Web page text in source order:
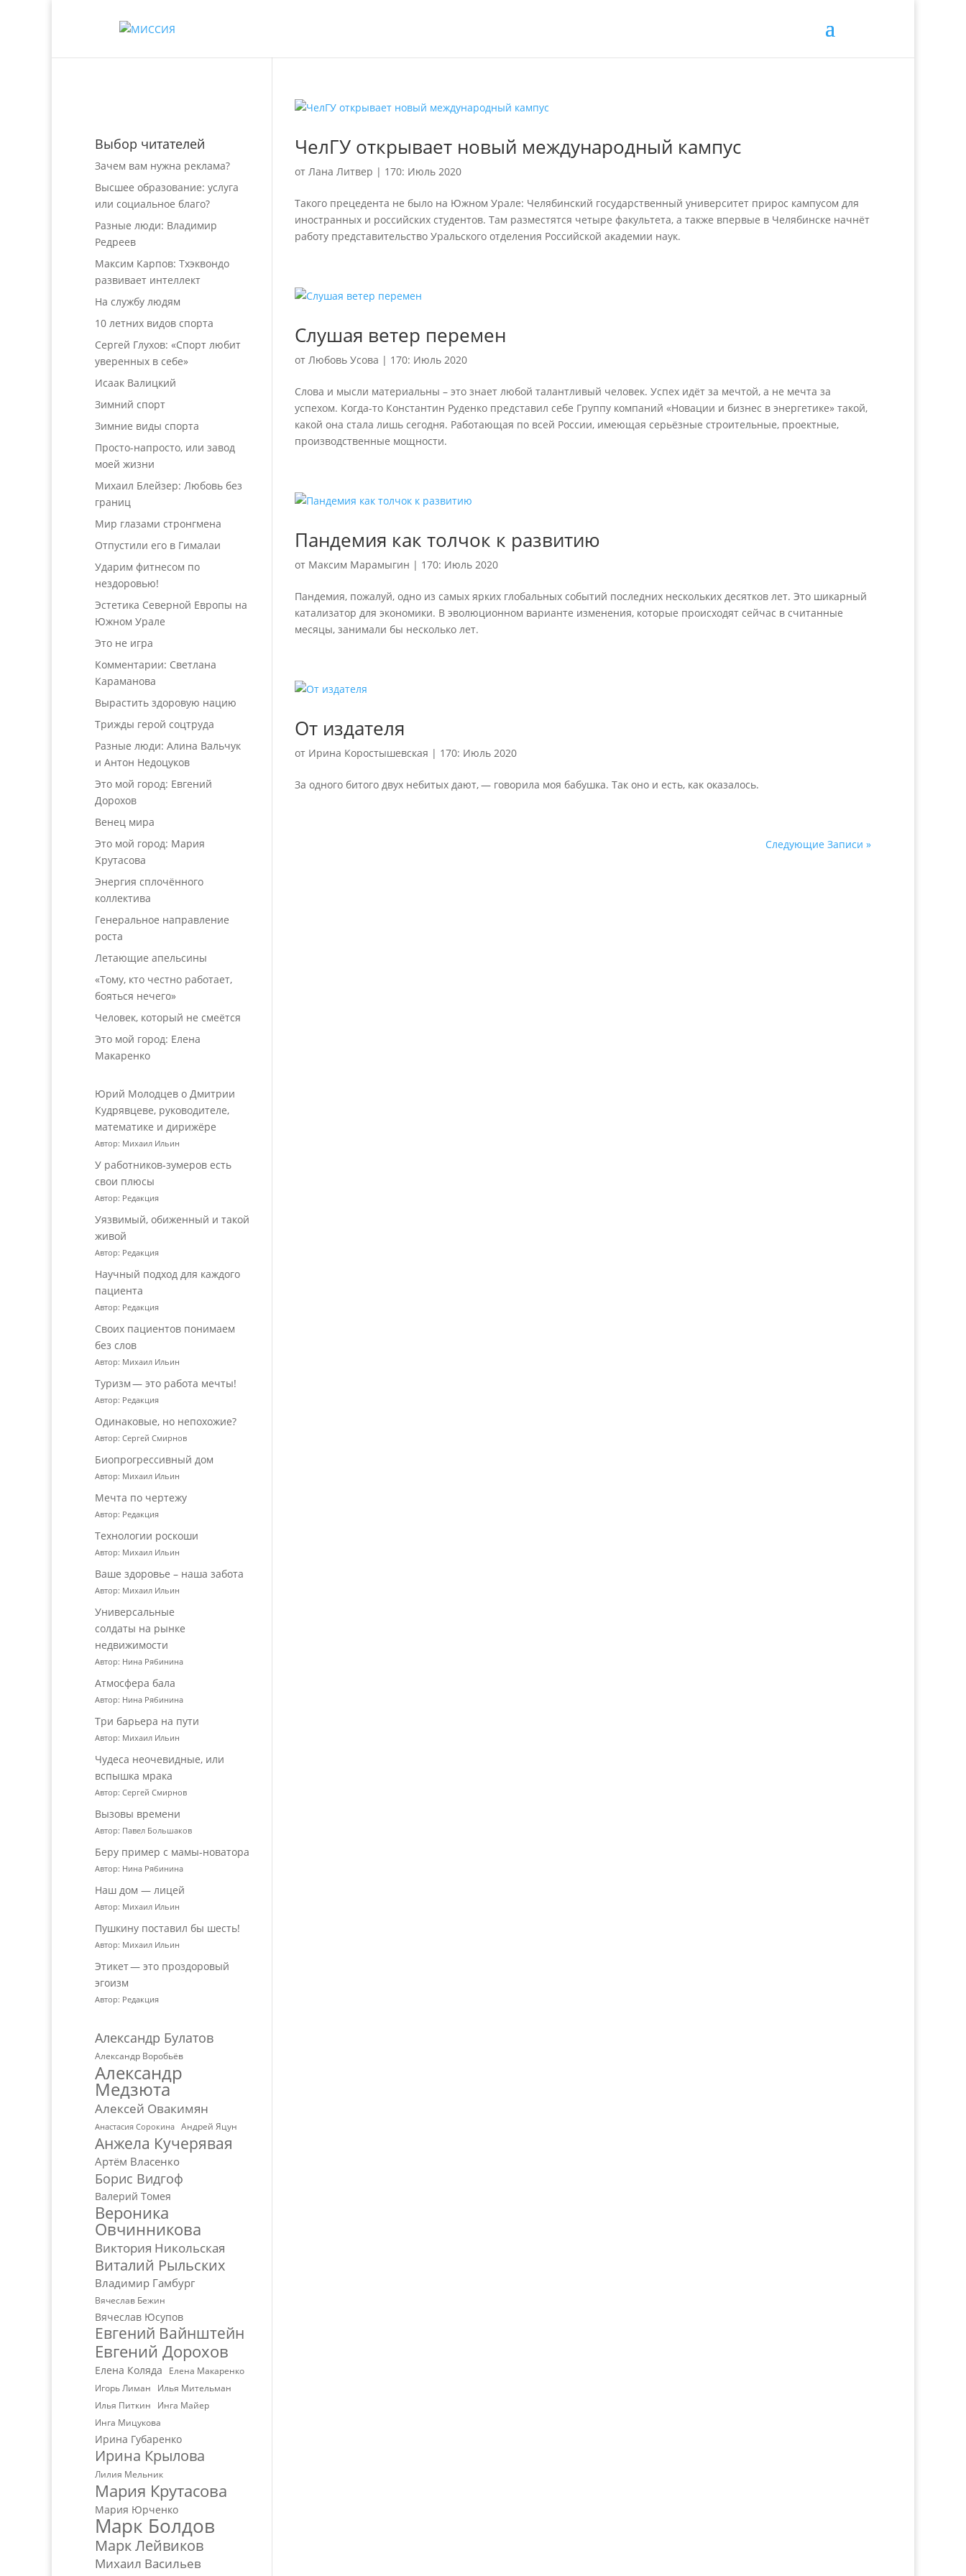
ЧелГУ открывает новый международный кампус
отЛана Литвер | 170: Июль 2020
Такого прецедента не было на Южном Урале: Челябинский государственный университет прирос кампусом для
иностранных и российских студентов. Там разместятся четыре факультета, а также впервые в Челябинске начнёт
работу представительство Уральского отделения Российской академии наук.
Слушая ветер перемен
отЛюбовь Усова | 170: Июль 2020
Слова и мысли материальны – это знает любой талантливый человек. Успех идёт за мечтой, а не мечта за
успехом. Когда-то Константин Руденко представил себе Группу компаний «Новации и бизнес в энергетике» такой,
какой она стала лишь сегодня. Работающая по всей России, имеющая серьёзные строительные, проектные,
производственные мощности.
Пандемия как толчок к развитию
от Максим Марамыгин | 170: Июль 2020
Пандемия, пожалуй, одно из самых ярких глобальных событий последних нескольких десятков лет. Это шикарный
катализатор для экономики. В эволюционном варианте изменения, которые происходят сейчас в считанные
месяцы, занимали бы несколько лет.
От издателя
от Ирина Коростышевская | 170: Июль 2020
За одного битого двух небитых дают, — говорила моя бабушка. Так оно и есть, как оказалось.
Следующие Записи »
Выбор читателей
Зачем вам нужна реклама?
Высшее образование: услуга
или социальное благо?
Разные люди: Владимир
Редреев
Максим Карпов: Тхэквондо
развивает интеллект
На службу людям
10 летних видов спорта
Сергей Глухов: «Спорт любит
уверенных в себе»
Исаак Валицкий
Зимний спорт
Зимние виды спорта
Просто-напросто, или завод
моей жизни
Михаил Блейзер: Любовь без
границ
Мир глазами стронгмена
Отпустили его в Гималаи
Ударим фитнесом по
нездоровью!
Эстетика Северной Европы на
Южном Урале
Это не игра
Комментарии: Светлана
Караманова
Вырастить здоровую нацию
Трижды герой соцтруда
Разные люди: Алина Вальчук
и Антон Недоцуков
Это мой город: Евгений
Дорохов
Венец мира
Это мой город: Мария
Крутасова
Энергия сплочённого
коллектива
Генеральное направление
роста
Летающие апельсины
«Тому, кто честно работает,
бояться нечего»
Человек, который не смеётся
Это мой город: Елена
Макаренко
Юрий Молодцев о Дмитрии
Кудрявцеве, руководителе,
математике и дирижёре
Автор: Михаил Ильин
У работников‑зумеров есть
свои плюсы
Автор: Редакция
Уязвимый, обиженный и такой
живой
Автор: Редакция
Научный подход для каждого
пациента
Автор: Редакция
Своих пациентов понимаем
без слов
Автор: Михаил Ильин
Туризм — это работа мечты!
Автор: Редакция
Одинаковые, но непохожие?
Автор: Сергей Смирнов
Биопрогрессивный дом
Автор: Михаил Ильин
Мечта по чертежу
Автор: Редакция
Технологии роскоши
Автор: Михаил Ильин
Ваше здоровье – наша забота
Автор: Михаил Ильин
Универсальные
солдаты на рынке
недвижимости
Автор: Нина Рябинина
Атмосфера бала
Автор: Нина Рябинина
Три барьера на пути
Автор: Михаил Ильин
Чудеса неочевидные, или
вспышка мрака
Автор: Сергей Смирнов
Вызовы времени
Автор: Павел Большаков
Беру пример с мамы-новатора
Автор: Нина Рябинина
Наш дом — лицей
Автор: Михаил Ильин
Пушкину поставил бы шесть!
Автор: Михаил Ильин
Этикет — это проздоровый
эгоизм
Автор: Редакция
Александр Булатов
Александр Воробьёв
Александр
Медзюта
Алексей Овакимян
Анастасия Сорокина Андрей Яцун
Анжела Кучерявая
Артём Власенко
Борис Видгоф
Валерий Томея
Вероника
Овчинникова
Виктория Никольская
Виталий Рыльских
Владимир Гамбург
Вячеслав Бежин
Вячеслав Юсупов
Евгений Вайнштейн
Евгений Дорохов
Елена Коляда
Елена Макаренко
Игорь Лиман
Илья Мительман
Илья Питкин
Инга Майер
Инга Мицукова
Ирина Губаренко
Ирина Крылова
Лилия Мельник
Мария Крутасова
Мария Юрченко
Марк Болдов
Марк Лейвиков
Михаил Васильев